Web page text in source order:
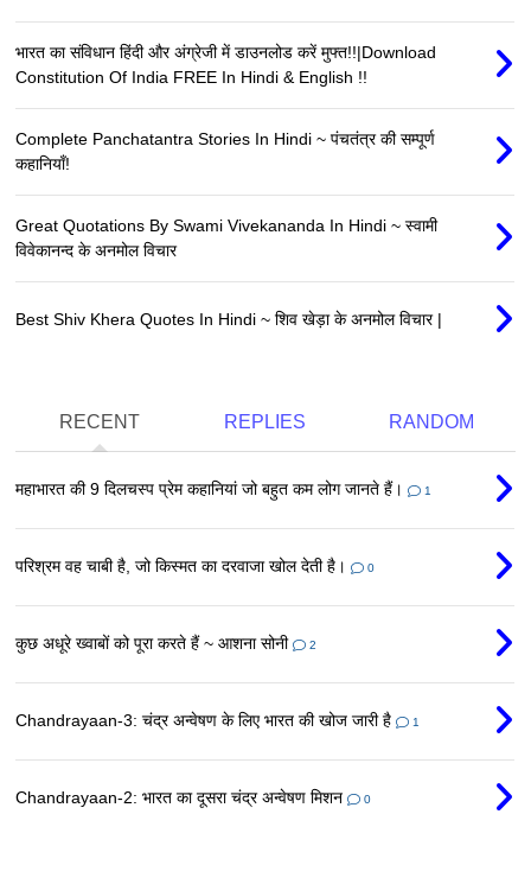
भारत का संविधान हिंदी और अंग्रेजी में डाउनलोड करें मुफ्त!!|Download
Constitution Of India FREE In Hindi & English !!
Complete Panchatantra Stories In Hindi ~ पंचतंत्र की सम्पूर्ण
कहानियाँ!
Great Quotations By Swami Vivekananda In Hindi ~ स्वामी
विवेकानन्द के अनमोल विचार
Best Shiv Khera Quotes In Hindi ~ शिव खेड़ा के अनमोल विचार |
RECENT REPLIES RANDOM
महाभारत की 9 दिलचस्प प्रेम कहानियां जो बहुत कम लोग जानते हैं। 1
परिश्रम वह चाबी है, जो किस्मत का दरवाजा खोल देती है। 0
कुछ अधूरे ख्वाबों को पूरा करते हैं ~ आशना सोनी 2
Chandrayaan-3: चंद्र अन्वेषण के लिए भारत की खोज जारी है 1
Chandrayaan-2: भारत का दूसरा चंद्र अन्वेषण मिशन 0